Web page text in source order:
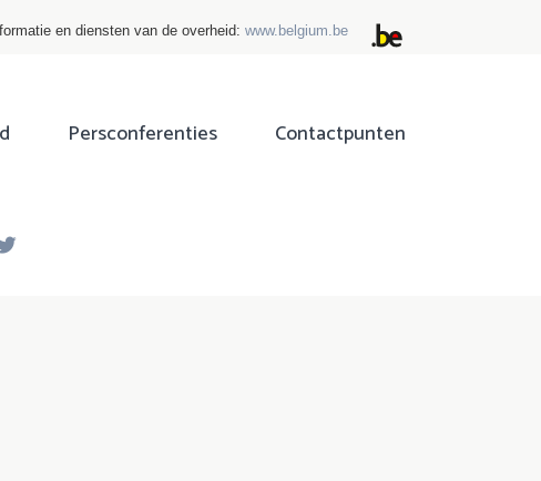
en diensten van de overheid: www.belgium.be
Persconferenties Contactpunten